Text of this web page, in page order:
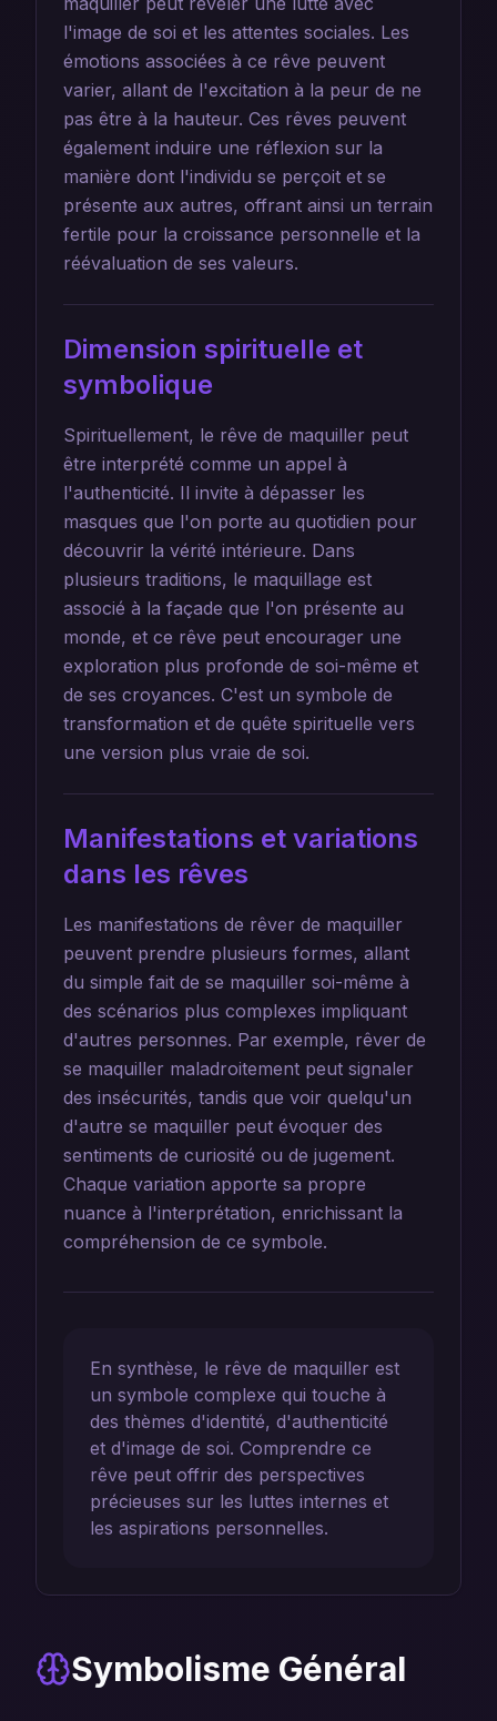
l'image de soi et les attentes sociales. Les
émotions associées à ce rêve peuvent
varier, allant de l'excitation à la peur de ne
pas être à la hauteur. Ces rêves peuvent
également induire une réflexion sur la
manière dont l'individu se perçoit et se
présente aux autres, offrant ainsi un terrain
fertile pour la croissance personnelle et la
réévaluation de ses valeurs.
Dimension spirituelle et
symbolique
Spirituellement, le rêve de maquiller peut
être interprété comme un appel à
l'authenticité. Il invite à dépasser les
masques que l'on porte au quotidien pour
découvrir la vérité intérieure. Dans
plusieurs traditions, le maquillage est
associé à la façade que l'on présente au
monde, et ce rêve peut encourager une
exploration plus profonde de soi-même et
de ses croyances. C'est un symbole de
transformation et de quête spirituelle vers
une version plus vraie de soi.
Manifestations et variations
dans les rêves
Les manifestations de rêver de maquiller
peuvent prendre plusieurs formes, allant
du simple fait de se maquiller soi-même à
des scénarios plus complexes impliquant
d'autres personnes. Par exemple, rêver de
se maquiller maladroitement peut signaler
des insécurités, tandis que voir quelqu'un
d'autre se maquiller peut évoquer des
sentiments de curiosité ou de jugement.
Chaque variation apporte sa propre
nuance à l'interprétation, enrichissant la
compréhension de ce symbole.
En synthèse, le rêve de maquiller est
un symbole complexe qui touche à
des thèmes d'identité, d'authenticité
et d'image de soi. Comprendre ce
rêve peut offrir des perspectives
précieuses sur les luttes internes et
les aspirations personnelles.
Symbolisme Général